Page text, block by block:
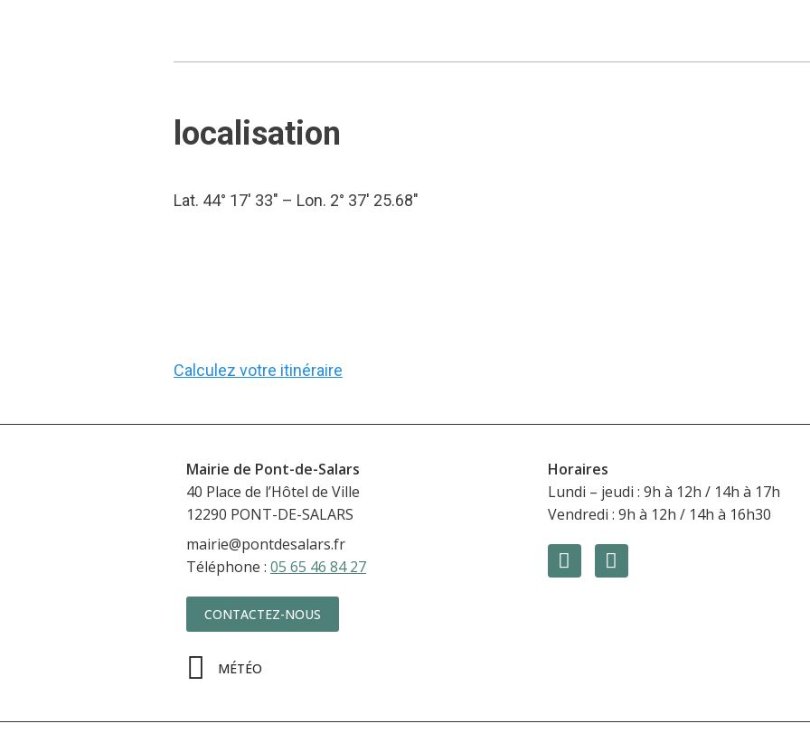
localisation
Lat. 44° 17′ 33″ – Lon. 2° 37′ 25.68″
Calculez votre itinéraire
Mairie de Pont-de-Salars
40 Place de l’Hôtel de Ville
12290 PONT-DE-SALARS
mairie@pontdesalars.fr
Téléphone : 05 65 46 84 27
CONTACTEZ-NOUS
MÉTÉO
Horaires
Lundi – jeudi : 9h à 12h / 14h à 17h
Vendredi : 9h à 12h / 14h à 16h30